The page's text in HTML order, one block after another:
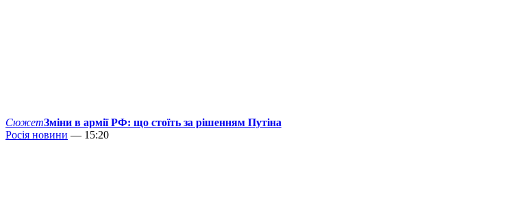
СюжетЗміни в армії РФ: що стоїть за рішенням Путіна
Росія новини — 15:20